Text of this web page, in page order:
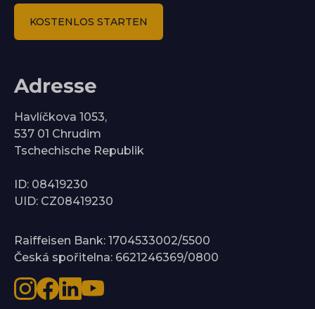
KOSTENLOS STARTEN
Adresse
Havlíčkova 1053,
537 01 Chrudim
Tschechische Republik
ID: 08419230
UID: CZ08419230
Raiffeisen Bank: 1704533002/5500
Česká spořitelna: 6621246369/0800